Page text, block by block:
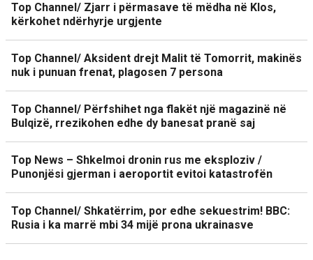
Top Channel/ Zjarr i përmasave të mëdha në Klos,
kërkohet ndërhyrje urgjente
Top Channel/ Aksident drejt Malit të Tomorrit, makinës
nuk i punuan frenat, plagosen 7 persona
Top Channel/ Përfshihet nga flakët një magazinë në
Bulqizë, rrezikohen edhe dy banesat pranë saj
Top News – Shkelmoi dronin rus me eksploziv /
Punonjësi gjerman i aeroportit evitoi katastrofën
Top Channel/ Shkatërrim, por edhe sekuestrim! BBC:
Rusia i ka marrë mbi 34 mijë prona ukrainasve